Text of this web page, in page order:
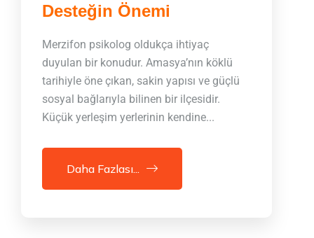
Desteğin Önemi
Merzifon psikolog oldukça ihtiyaç
duyulan bir konudur. Amasya’nın köklü
tarihiyle öne çıkan, sakin yapısı ve güçlü
sosyal bağlarıyla bilinen bir ilçesidir.
Küçük yerleşim yerlerinin kendine...
Daha Fazlası...